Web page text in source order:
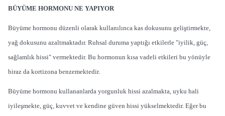
BÜYÜME HORMONU NE YAPIYOR
Büyüme hormonu düzenli olarak kullanılınca kas dokusunu geliştirmekte,
yağ dokusunu azaltmaktadır. Ruhsal duruma yaptığı etkilerle "iyilik, güç,
sağlamlık hissi" vermektedir. Bu hormonun kısa vadeli etkileri bu yönüyle
biraz da kortizona benzemektedir.
Büyüme hormonu kullananlarda yorgunluk hissi azalmakta, uyku hali
iyileşmekte, güç, kuvvet ve kendine güven hissi yükselmektedir. Eğer bu